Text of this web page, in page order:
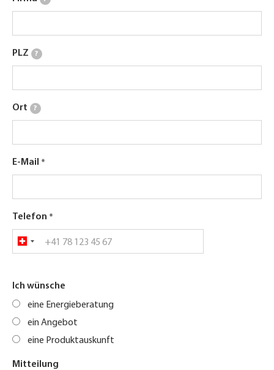
PLZ ?
Ort ?
E-Mail
Telefon
Ich wünsche
eine Energieberatung
ein Angebot
eine Produktauskunft
Mitteilung